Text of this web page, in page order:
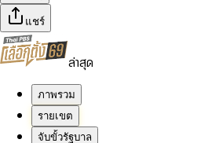
แชร์
ล่าสุด
ภาพรวม
รายเขต
จับขั้วรัฐบาล